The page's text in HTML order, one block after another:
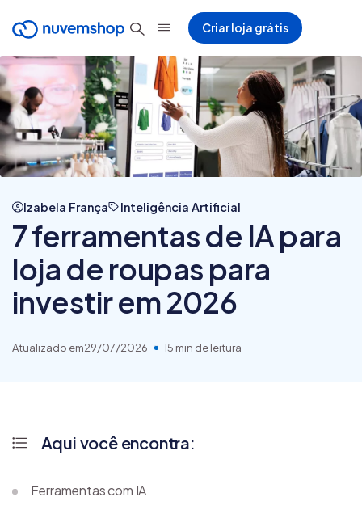
Criar loja grátis
Izabela França Inteligência Artificial
7 ferramentas de IA para
loja de roupas para
investir em 2026
Atualizado em29/07/2026 15 min de leitura
Aqui você encontra:
Ferramentas com IA